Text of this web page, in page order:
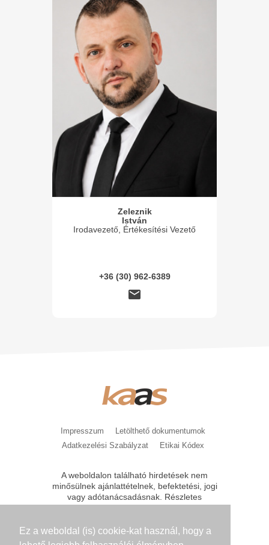
Ez a weboldal (is) cookie-kat használ, hogy a
Zeleznik
István
Irodavezető, Értékesítési Vezető
+36 (30) 962-6389
Impresszum
Letölthető dokumentumok
Adatkezelési Szabályzat
Etikai Kódex
A weboldalon található hirdetések nem
minősülnek ajánlattételnek, befektetési, jogi
vagy adótanácsadásnak. Részletes
tájékoztatást, feltételeket csak közvetlen
rendelkezésére. A kondíciók módosításának
jogát a Kaas Otthon Kft. fenntartja.